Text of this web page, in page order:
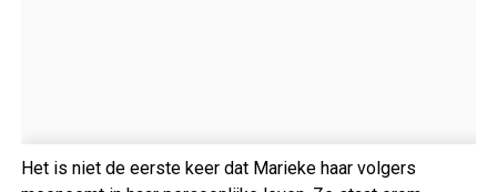
Het is niet de eerste keer dat Marieke haar volgers